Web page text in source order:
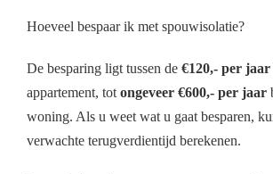
Hoeveel bespaar ik met spouwisolatie?
De besparing ligt tussen de €120,- per jaar
appartement, totongeveer €600,- per jaar
woning. Als u weet wat u gaat besparen,
verwachte terugverdientijd berekenen.